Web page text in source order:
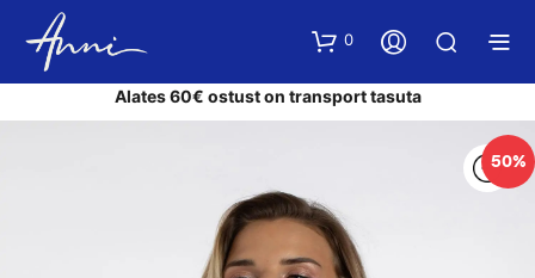
0
Alates 60€ ostust on transport tasuta
50%